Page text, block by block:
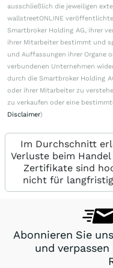
ausschließlich die jeweiligen
wallstreetONLINE
Smartbroker Holding AG, ihrer
ihrer Mitarbeiter bestimmt und
und Auffassungen ihrer Organe
verbundenen Unternehmen
durch die Smartbroker Holding
oder ihrer Mitarbeiter zu
zu verkaufen oder eine
Disclaimer)
Im Durchschnitt
Verluste beim
Zertifikate sind
nicht für
Abonnieren Sie
und